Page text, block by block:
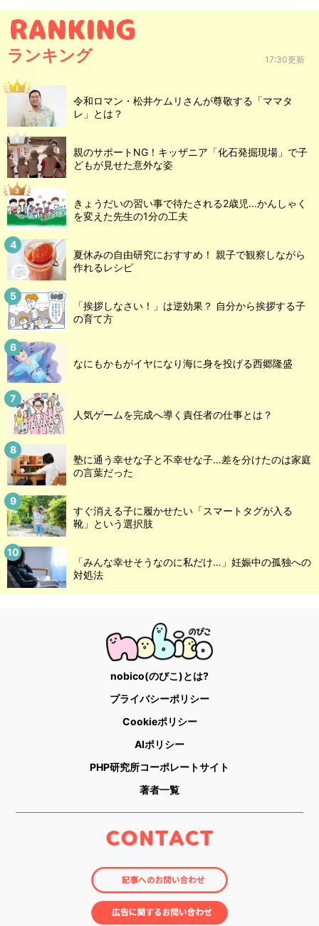
ランキング 17:30更新
令和ロマン・松井ケムリさんが尊敬する「ママタ
レ」とは？
親のサポートNG！キッザニア「化石発掘現場」で子
どもが見せた意外な姿
きょうだいの習い事で待たされる2歳児...かんしゃく
を変えた先生の1分の工夫
夏休みの自由研究におすすめ！ 親子で観察しながら
作れるレシピ
「挨拶しなさい！」は逆効果？ 自分から挨拶する子
の育て方
なにもかもがイヤになり海に身を投げる西郷隆盛
人気ゲームを完成へ導く責任者の仕事とは？
塾に通う幸せな子と不幸せな子…差を分けたのは家庭
の言葉だった
すぐ消える子に履かせたい「スマートタグが入る
靴」という選択肢
「みんな幸せそうなのに私だけ…」妊娠中の孤独への
対処法
nobico(のびこ)とは?
プライバシーポリシー
Cookieポリシー
AIポリシー
PHP研究所コーポレートサイト
著者一覧